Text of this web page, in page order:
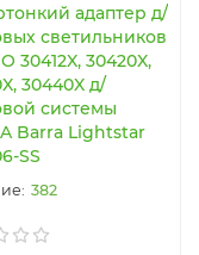
адаптер д/
светильников
30412X, 30420X,
30440X д/
системы
Barra Lightstar
SS
382